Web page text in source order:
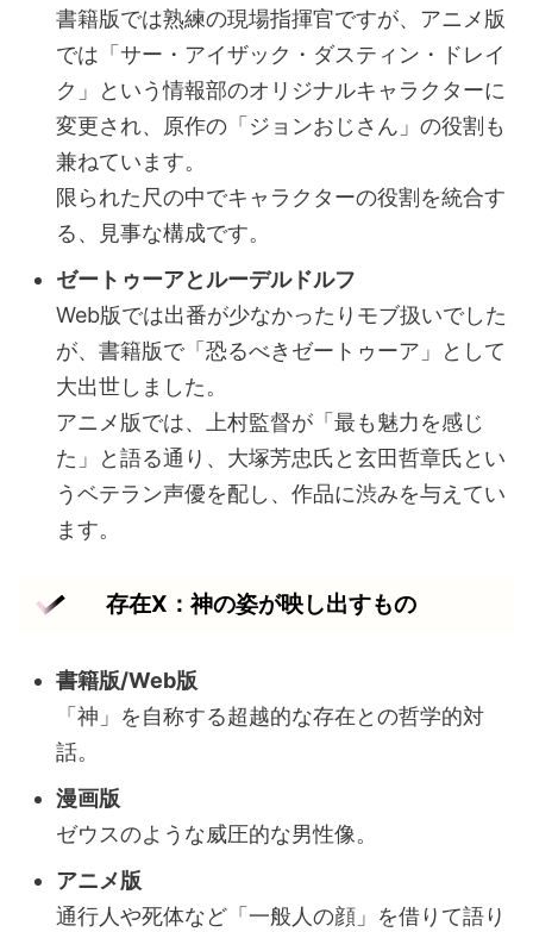
書籍版では熟練の現場指揮官ですが、アニメ版
では「サー・アイザック・ダスティン・ドレイ
ク」という情報部のオリジナルキャラクターに
変更され、原作の「ジョンおじさん」の役割も
兼ねています。
限られた尺の中でキャラクターの役割を統合す
る、見事な構成です。
ゼートゥーアとルーデルドルフ
Web版では出番が少なかったりモブ扱いでした
が、書籍版で「恐るべきゼートゥーア」として
大出世しました。
アニメ版では、上村監督が「最も魅力を感じ
た」と語る通り、大塚芳忠氏と玄田哲章氏とい
うベテラン声優を配し、作品に渋みを与えてい
ます。
存在X：神の姿が映し出すもの
書籍版/Web版
「神」を自称する超越的な存在との哲学的対
話。
漫画版
ゼウスのような威圧的な男性像。
アニメ版
通行人や死体など「一般人の顔」を借りて語り